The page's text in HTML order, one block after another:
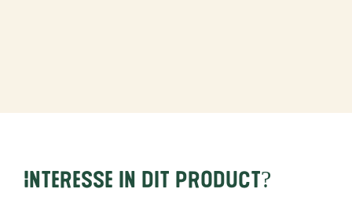
Interesse in dit product?